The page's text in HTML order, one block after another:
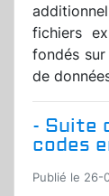
fichiers
fondés
de
- Suite
codes
Publié le 26-